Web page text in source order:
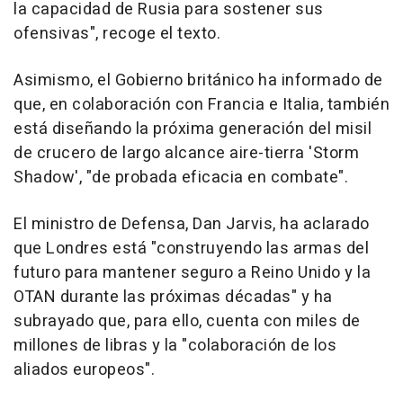
la capacidad de Rusia para sostener sus
ofensivas", recoge el texto.
Asimismo, el Gobierno británico ha informado de
que, en colaboración con Francia e Italia, también
está diseñando la próxima generación del misil
de crucero de largo alcance aire-tierra 'Storm
Shadow', "de probada eficacia en combate".
El ministro de Defensa, Dan Jarvis, ha aclarado
que Londres está "construyendo las armas del
futuro para mantener seguro a Reino Unido y la
OTAN durante las próximas décadas" y ha
subrayado que, para ello, cuenta con miles de
millones de libras y la "colaboración de los
aliados europeos".